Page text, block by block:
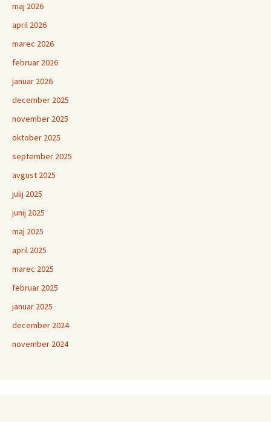
maj 2026
april 2026
marec 2026
februar 2026
januar 2026
december 2025
november 2025
oktober 2025
september 2025
avgust 2025
julij 2025
junij 2025
maj 2025
april 2025
marec 2025
februar 2025
januar 2025
december 2024
november 2024